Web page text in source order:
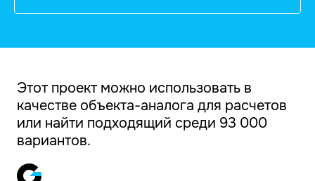
Этот проект можно использовать в
качестве объекта-аналога для расчетов
или найти подходящий среди 93 000
вариантов.